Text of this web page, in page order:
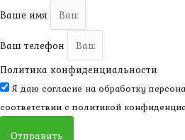
Ваше имя
Ваш телефон
Политика конфиденциальности
Я даю согласие на обработку
соответствии с политикой
Отправить